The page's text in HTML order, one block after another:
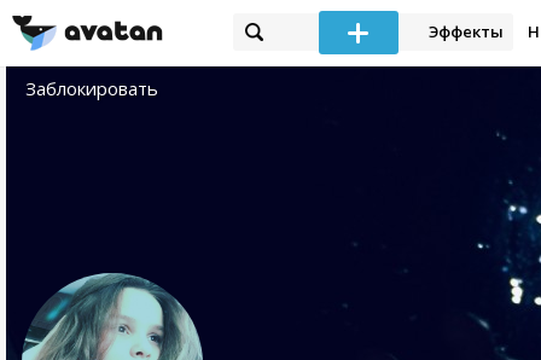
Эффекты
Заблокировать